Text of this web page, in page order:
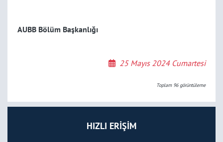
HIZLI ERİŞİM
AUBB Bölüm Başkanlığı
25 Mayıs 2024 Cumartesi
Toplam 96görüntüleme